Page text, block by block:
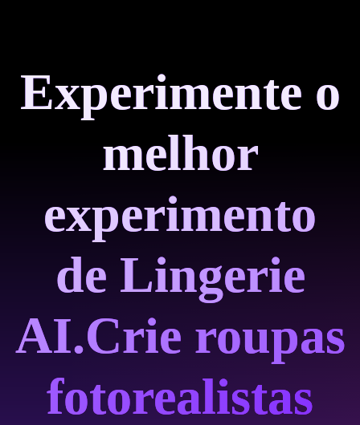
Experimente o
melhor
experimento
de Lingerie
AI.Crie roupas
fotorealistas